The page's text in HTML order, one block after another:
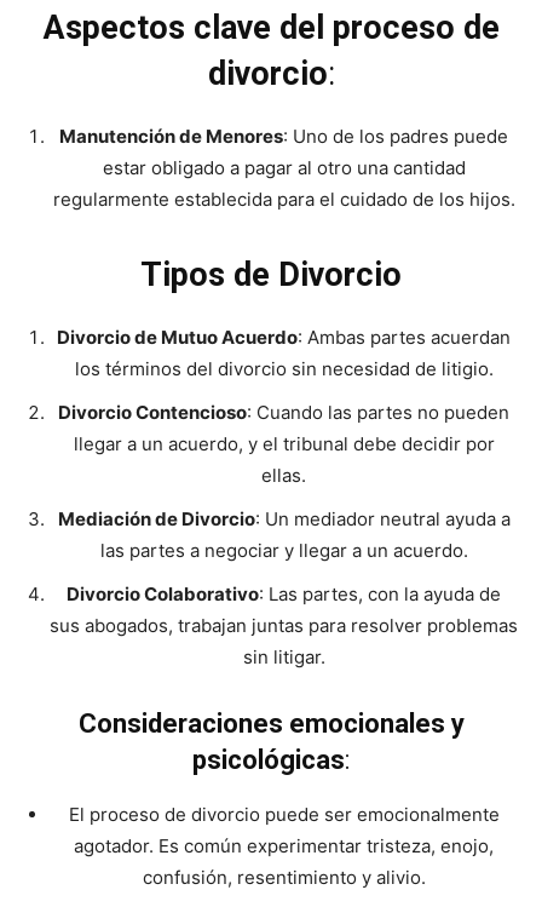
Aspectos clave del proceso de
divorcio:
Manutención de Menores: Uno de los padres puede
estar obligado a pagar al otro una cantidad
regularmente establecida para el cuidado de los hijos.
Tipos de Divorcio
Divorcio de Mutuo Acuerdo: Ambas partes acuerdan
los términos del divorcio sin necesidad de litigio.
Divorcio Contencioso: Cuando las partes no pueden
llegar a un acuerdo, y el tribunal debe decidir por
ellas.
Mediación de Divorcio: Un mediador neutral ayuda a
las partes a negociar y llegar a un acuerdo.
Divorcio Colaborativo: Las partes, con la ayuda de
sus abogados, trabajan juntas para resolver problemas
sin litigar.
Consideraciones emocionales y
psicológicas:
El proceso de divorcio puede ser emocionalmente
agotador. Es común experimentar tristeza, enojo,
confusión, resentimiento y alivio.